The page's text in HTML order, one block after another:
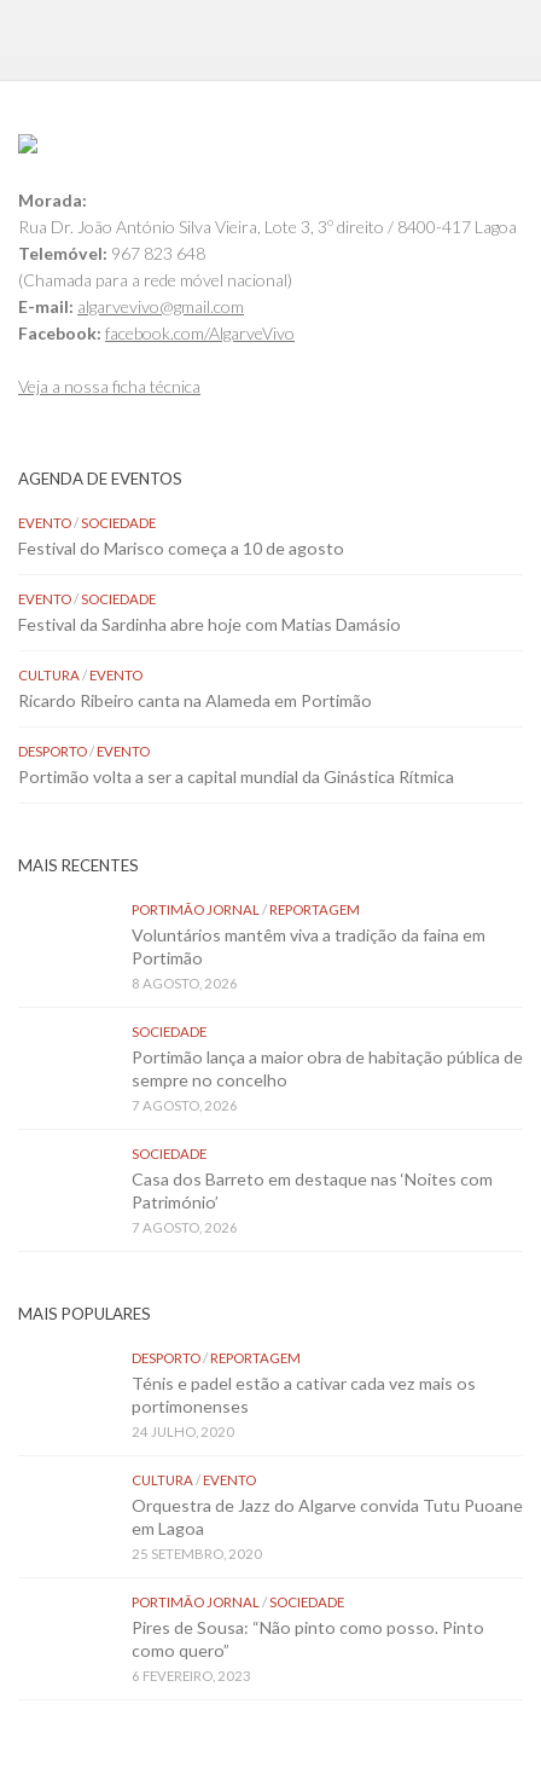
Morada:
Rua Dr. João António Silva Vieira, Lote 3, 3º direito / 8400-417 Lagoa
Telemóvel: 967 823 648
(Chamada para a rede móvel nacional)
E-mail: algarvevivo@gmail.com
Facebook: facebook.com/AlgarveVivo
Veja a nossa ficha técnica
AGENDA DE EVENTOS
EVENTO/SOCIEDADE
Festival do Marisco começa a 10 de agosto
EVENTO/SOCIEDADE
Festival da Sardinha abre hoje com Matias Damásio
CULTURA/EVENTO
Ricardo Ribeiro canta na Alameda em Portimão
DESPORTO/EVENTO
Portimão volta a ser a capital mundial da Ginástica Rítmica
MAIS RECENTES
PORTIMÃO JORNAL /REPORTAGEM
Voluntários mantêm viva a tradição da faina em
Portimão
8 AGOSTO, 2026
SOCIEDADE
Portimão lança a maior obra de habitação pública de
sempre no concelho
7 AGOSTO, 2026
SOCIEDADE
Casa dos Barreto em destaque nas ‘Noites com
Património’
7 AGOSTO, 2026
MAIS POPULARES
DESPORTO/REPORTAGEM
Ténis e padel estão a cativar cada vez mais os
portimonenses
24 JULHO, 2020
CULTURA/EVENTO
Orquestra de Jazz do Algarve convida Tutu Puoane
em Lagoa
25 SETEMBRO, 2020
PORTIMÃO JORNAL /SOCIEDADE
Pires de Sousa: “Não pinto como posso. Pinto
como quero”
6 FEVEREIRO, 2023